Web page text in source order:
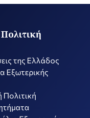
της Ελλάδος
Εξωτερικής
Πολιτική